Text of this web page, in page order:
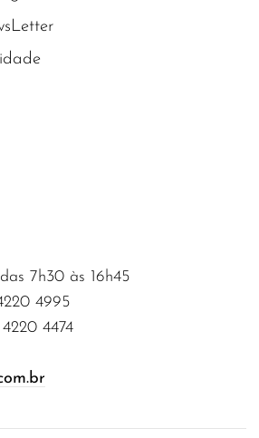
7h30 às 16h45
4995
4474